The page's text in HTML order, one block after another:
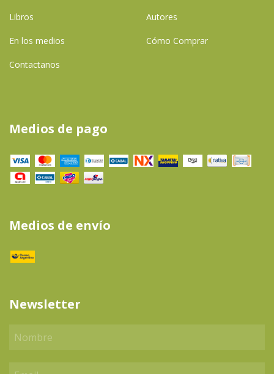
Libros Autores
En los medios Cómo Comprar
Contactanos
Medios de pago
Medios de envío
Newsletter